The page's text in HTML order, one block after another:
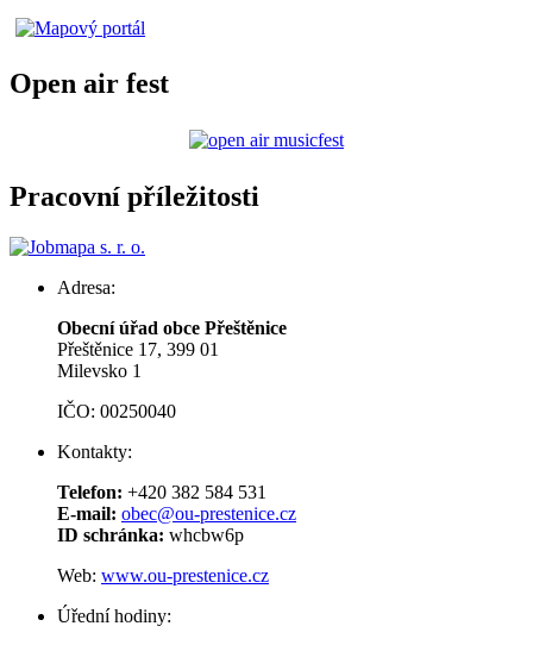
Open air fest
Pracovní příležitosti
Adresa:
Obecní úřad obce Přeštěnice
Přeštěnice 17, 399 01
Milevsko 1
IČO: 00250040
Kontakty:
Telefon: +420 382 584 531
E-mail: obec@ou-prestenice.cz
ID schránka: whcbw6p
Web: www.ou-prestenice.cz
Úřední hodiny: